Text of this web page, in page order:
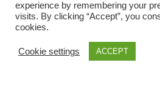
experience by remembering your
visits. By clicking “Accept”, you
cookies.
Cookie settings ACCEPT